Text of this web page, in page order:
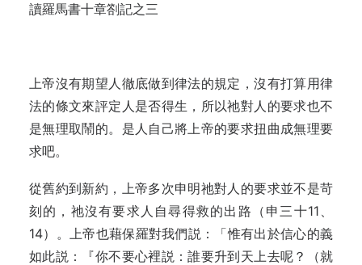
讀羅馬書十章劄記之三
上帝沒有期望人徹底做到律法的規定，沒有打算用律
法的條文來評定人是否得生，所以祂對人的要求也不
是無理取鬧的。是人自己將上帝的要求扭曲成無理要
求吧。
從舊約到新約，上帝多次申明祂對人的要求並不是苛
刻的，祂沒有要求人自尋得救的出路（申三十11、
14）。上帝也藉保羅對我們説：「惟有出於信心的義
如此説：『你不要心裡説：誰要升到天上去呢？（就